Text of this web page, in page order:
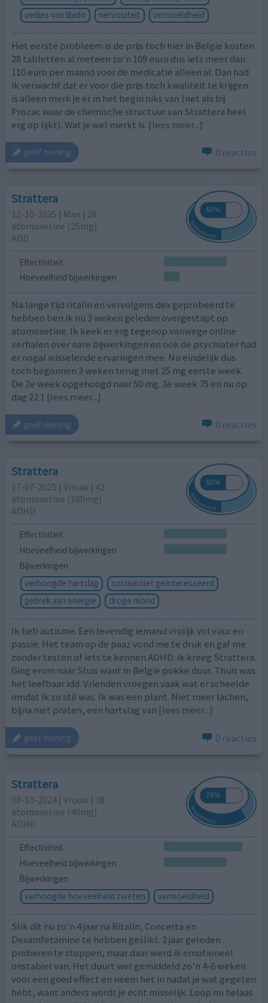
verlies van libido
nervositeit vermoeidheid
Het eerste probleem is de prijs toch hier in België kosten
28 tabletten al meteen zo'n 109 euro dus iets meer dan
110 euro per maand voor de medicatie alleen al. Dan had
ik verwacht dat er voor die prijs toch kwaliteit te krijgen
is alleen merk je er in het begin niks van (net als bij
Prozac waar de chemische structuur van Strattera heel
erg op lijkt). Wat je wel merkt is [lees meer...]
geef mening 0 reacties
Strattera
12-10-2025 | Man | 26
atomoxetine (25mg)
ADD
Effectiviteit
Hoeveelheid bijwerkingen
Na lange tijd ritalin en vervolgens dex geprobeerd te
hebben ben ik nu 3 weken geleden overgestapt op
atomoxetine. Ik keek er erg tegenop vanwege online
verhalen over nare bijwerkingen en ook de psychiater had
er nogal wisselende ervaringen mee. Nu eindelijk dus
toch begonnen 3 weken terug met 25 mg eerste week.
De 2e week opgehoogd naar 50 mg. 3e week 75 en nu op
dag 22 1 [lees meer...]
geef mening 0 reacties
Strattera
17-07-2025 | Vrouw | 42
atomoxetine (100mg)
ADHD
Effectiviteit
Hoeveelheid bijwerkingen
Bijwerkingen
verhoogde hartslag
sociaal niet geïnteresseerd
gebrek aan energie
droge mond
Ik heb autisme. Een levendig iemand vrolijk vol vuur en
passie. Het team op de paaz vond me te druk en gaf me
zonder testen of iets te kennen ADHD. ik kreeg Strattera.
Ging erom naar Sluis want in België pokke duur. Thuis was
het leefbaar idd. Vrienden vroegen vaak wat er scheelde
omdat ik zo stil was. Ik was een plant. Niet meer lachen,
bijna niet praten, een hartslag van [lees meer...]
geef mening 0 reacties
Strattera
08-10-2024 | Vrouw | 38
atomoxetine (40mg)
ADHD
Effectiviteit
Hoeveelheid bijwerkingen
Bijwerkingen
verhoogde hoeveelheid zweten
vermoeidheid
Slik dit nu zo'n 4 jaar na Ritalin, Concerta en
Dexamfetamine te hebben geslikt. 2 jaar geleden
proberen te stoppen, maar daar werd ik emotioneel
onstabiel van. Het duurt wel gemiddeld zo'n 4-6 weken
voor een goed effect en neem het in nadat je wat gegeten
hebt, want anders wordt je echt misselijk. Loop nu helaas